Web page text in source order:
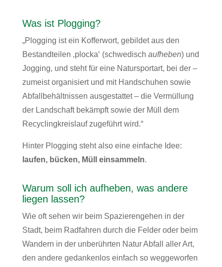
Was ist Plogging?
„Plogging ist ein Kofferwort, gebildet aus den
Bestandteilen ‚plocka‘ (schwedisch aufheben) und
Jogging, und steht für eine Natursportart, bei der –
zumeist organisiert und mit Handschuhen sowie
Abfallbehältnissen ausgestattet – die Vermüllung
der Landschaft bekämpft sowie der Müll dem
Recyclingkreislauf zugeführt wird.“
Hinter Plogging steht also eine einfache Idee:
laufen, bücken, Müll einsammeln.
Warum soll ich aufheben, was andere
liegen lassen?
Wie oft sehen wir beim Spazierengehen in der
Stadt, beim Radfahren durch die Felder oder beim
Wandern in der unberührten Natur Abfall aller Art,
den andere gedankenlos einfach so weggeworfen